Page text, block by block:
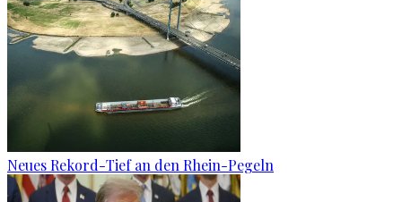
Neues Rekord-Tief an den Rhein-Pegeln